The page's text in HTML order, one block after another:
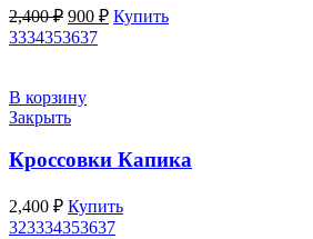
2,400₽ Первоначальная
цена
составляла
900 ₽Текущая
цена:
Купить
3334353637
В корзину
Закрыть
Кроссовки Капика
2,400 ₽ Купить
323334353637